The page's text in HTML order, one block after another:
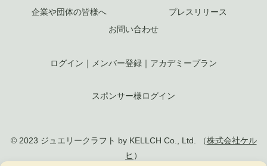
企業や団体の皆様へ
プレスリリース
お問い合わせ
ログイン ｜ メンバー登録 ｜ アカデミープラン
スポンサー様ログイン
© 2023 ジュエリークラフト by KELLCH Co., Ltd. （株式会社ケル
ヒ ）